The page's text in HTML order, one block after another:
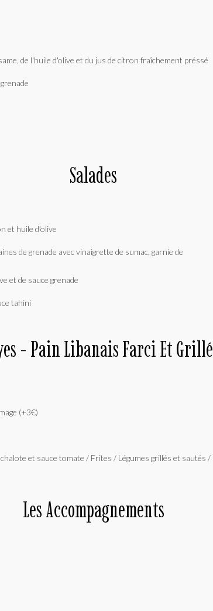
de l'huile d'olive et du jus de citron fraîchement préssé
Salades
et huile d'olive
et de sauce grenade
tahini
- Pain Libanais Farci Et Grillé
(+3€)
Les Accompagnements